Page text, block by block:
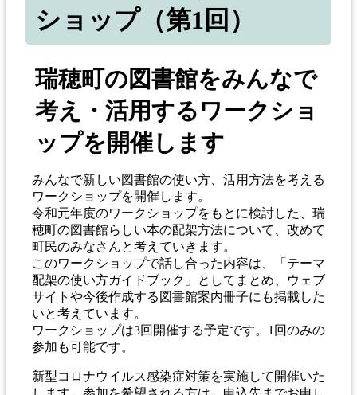
ショップ（第1回）
瑞穂町の図書館をみんなで
考え・活用するワークショ
ップを開催します
みんなで新しい図書館の使い方、活用方法を考える
ワークショップを開催します。
令和元年度のワークショップをもとに検討した、瑞
穂町の図書館らしい本の配架方法について、改めて
町民のみなさんと考えていきます。
このワークショップで話し合った内容は、「テーマ
配架の使い方ガイドブック」としてまとめ、ウェブ
サイトや今後作成する図書館案内冊子にも掲載した
いと考えています。
ワークショップは3回開催する予定です。1回のみの
参加も可能です。
新型コロナウイルス感染症対策を実施して開催いた